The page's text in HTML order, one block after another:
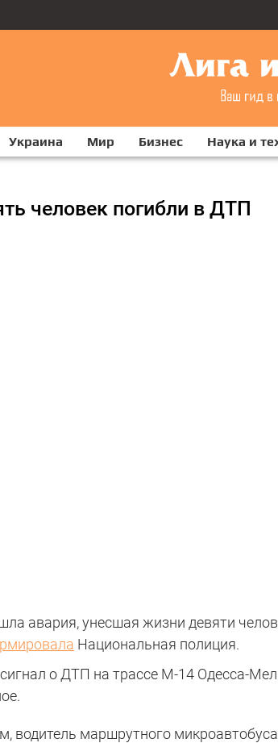
Украина Мир Бизнес Наука и
человек погибли в ДТП
авария, унесшая жизни девяти
Национальная полиция.
о ДТП на трассе М-14 Одесса-
водитель маршрутного